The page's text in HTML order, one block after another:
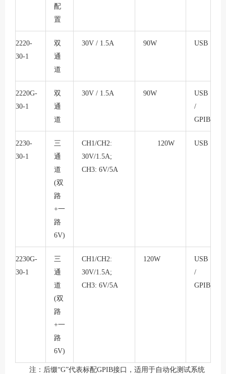
配
置
2220-
30-1
双
通
道
30V / 1.5A 90W USB
2220G-
30-1
双
通
道
30V / 1.5A 90W
USB
/
GPIB
2230-
30-1
三
通
道
(双
路
+一
路
6V)
CH1/CH2:
30V/1.5A;
CH3: 6V/5A
120W USB
2230G-
30-1
三
通
道
(双
路
+一
路
6V)
CH1/CH2:
30V/1.5A;
CH3: 6V/5A
120W
USB
/
GPIB
注：后缀“G”代表标配GPIB接口，适用于自动化测试系统